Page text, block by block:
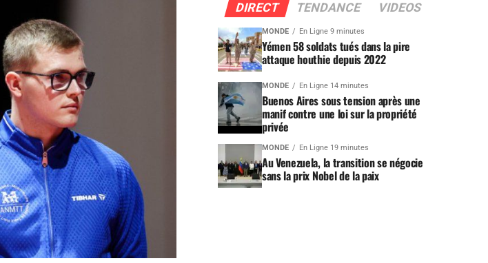
DIRECT TENDANCE VIDEOS
MONDE En Ligne 9 minutes
Yémen 58 soldats tués dans la pire
attaque houthie depuis 2022
MONDE En Ligne 14 minutes
Buenos Aires sous tension après une
manif contre une loi sur la propriété
privée
MONDE En Ligne 19 minutes
Au Venezuela, la transition se négocie
sans la prix Nobel de la paix